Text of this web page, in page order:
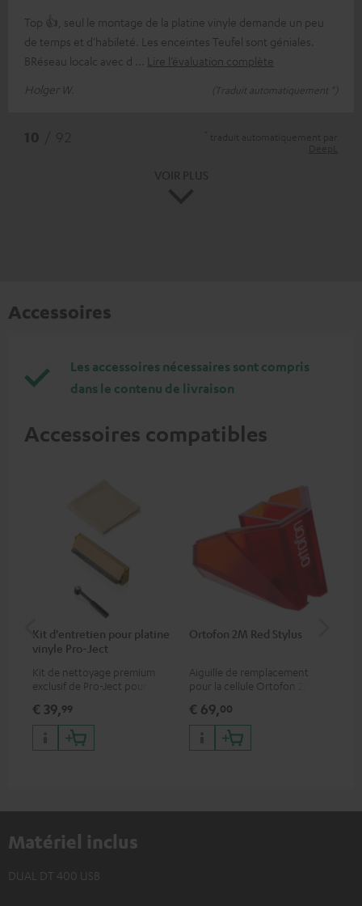
Top 👍, seul le montage de la platine vinyle demande un peu
de temps et d'habileté. Les enceintes Teufel sont géniales.
BRéseau localc avec d
Lire l’évaluation complète
Holger W.
(Traduit automatiquement *)
Accessoires
Les accessoires nécessaires sont compris
dans le contenu de livraison
Accessoires compatibles
Kit d'entretien pour platine
vinyle Pro-Ject
Kit de nettoyage premium
exclusif de Pro-Ject pour
disponible uniquement sur le
site de Teufel
€ 39,99
Ortofon 2M Red Stylus
Aiguille de remplacement
pour la cellule Ortofon 2M
€ 69,00
Matériel inclus
DUAL DT 400 USB